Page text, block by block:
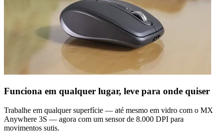
Funciona em qualquer lugar, leve para onde quiser
Trabalhe em qualquer superfície — até mesmo em vidro com o MX
Anywhere 3S — agora com um sensor de 8.000 DPI para
movimentos sutis.